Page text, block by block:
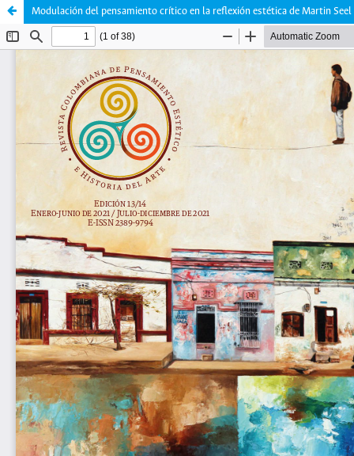
Modulación del pensamiento crítico en la reflexión estética de Martin Seel